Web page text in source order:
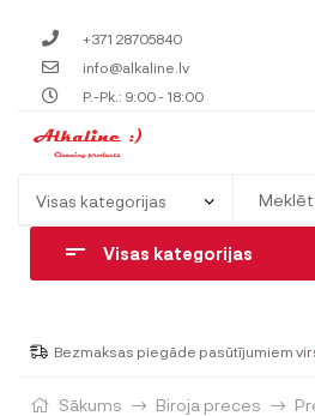
+371 28705840
info@alkaline.lv
P.-Pk.: 9:00 - 18:00
Visas kategorijas
Bezmaksas piegāde pasūtījumiem
Sākums Biroja preces